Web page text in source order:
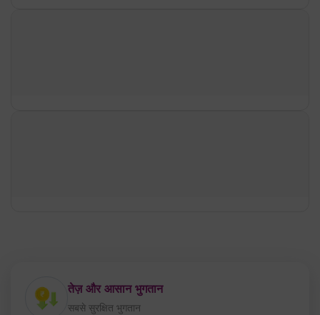
तेज़ और आसान भुगतान
सबसे सुरक्षित भुगतान